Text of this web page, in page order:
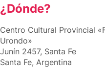
¿Dónde?
Centro Cultural Provincial
Urondo»
Junín 2457, Santa Fe
Santa Fe, Argentina